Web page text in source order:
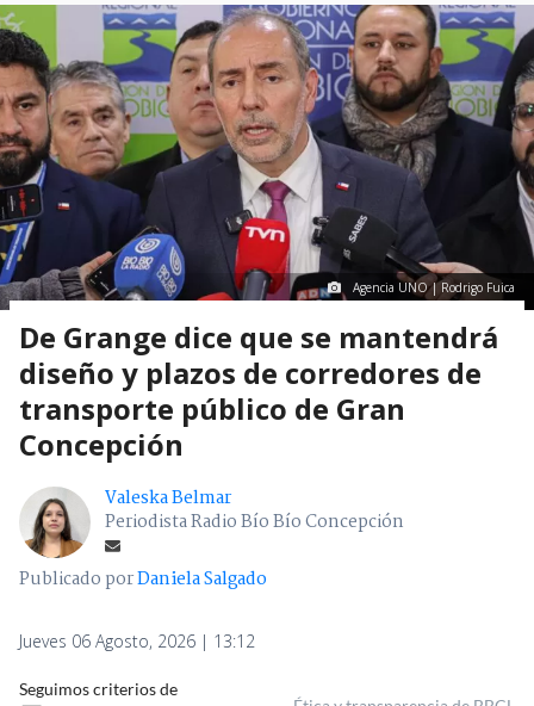
Agencia UNO | Rodrigo Fuica
De Grange dice que se mantendrá
diseño y plazos de corredores de
transporte público de Gran
Concepción
Valeska Belmar
Periodista Radio Bío Bío Concepción
Publicado porDaniela Salgado
Jueves 06 Agosto, 2026 | 13:12
Seguimos criterios de